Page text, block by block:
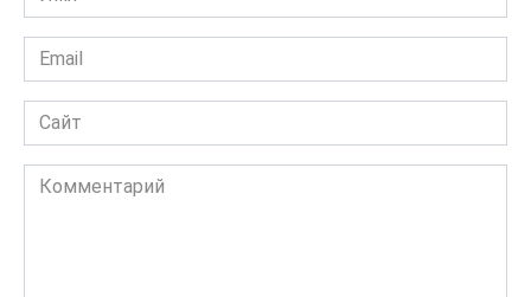
*
Email
*
Сайт
Комментарий